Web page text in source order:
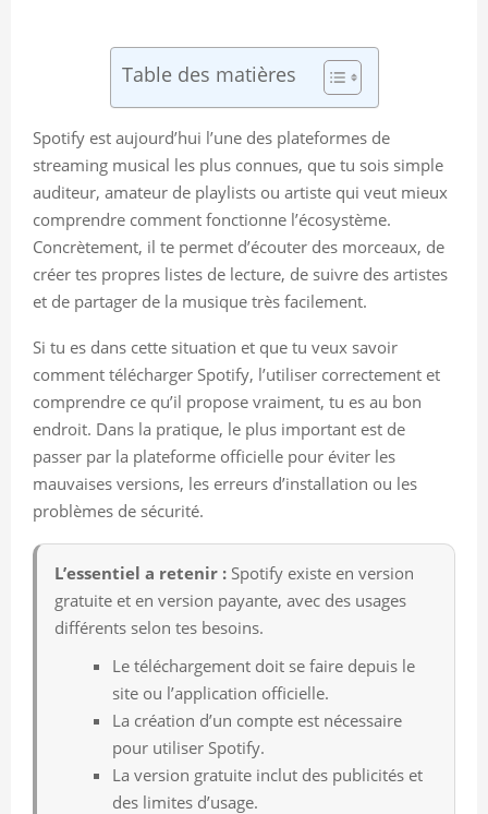
Table des matières
Spotify est aujourd’hui l’une des plateformes de
streaming musical les plus connues, que tu sois simple
auditeur, amateur de playlists ou artiste qui veut mieux
comprendre comment fonctionne l’écosystème.
Concrètement, il te permet d’écouter des morceaux, de
créer tes propres listes de lecture, de suivre des artistes
et de partager de la musique très facilement.
Si tu es dans cette situation et que tu veux savoir
comment télécharger Spotify, l’utiliser correctement et
comprendre ce qu’il propose vraiment, tu es au bon
endroit. Dans la pratique, le plus important est de
passer par la plateforme officielle pour éviter les
mauvaises versions, les erreurs d’installation ou les
problèmes de sécurité.
L’essentiel a retenir : Spotify existe en version
gratuite et en version payante, avec des usages
différents selon tes besoins.
Le téléchargement doit se faire depuis le
site ou l’application officielle.
La création d’un compte est nécessaire
pour utiliser Spotify.
La version gratuite inclut des publicités et
des limites d’usage.